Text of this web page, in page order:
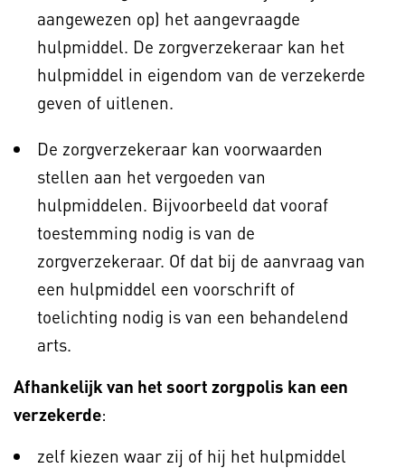
aangewezen op) het aangevraagde
hulpmiddel. De zorgverzekeraar kan het
hulpmiddel in eigendom van de verzekerde
geven of uitlenen.
De zorgverzekeraar kan voorwaarden
stellen aan het vergoeden van
hulpmiddelen. Bijvoorbeeld dat vooraf
toestemming nodig is van de
zorgverzekeraar. Of dat bij de aanvraag van
een hulpmiddel een voorschrift of
toelichting nodig is van een behandelend
arts.
Afhankelijk van het soort zorgpolis kan een
verzekerde:
zelf kiezen waar zij of hij het hulpmiddel